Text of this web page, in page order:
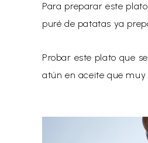
Para preparar este
puré de patatas ya
Probar este plato que
atún en aceite que muy